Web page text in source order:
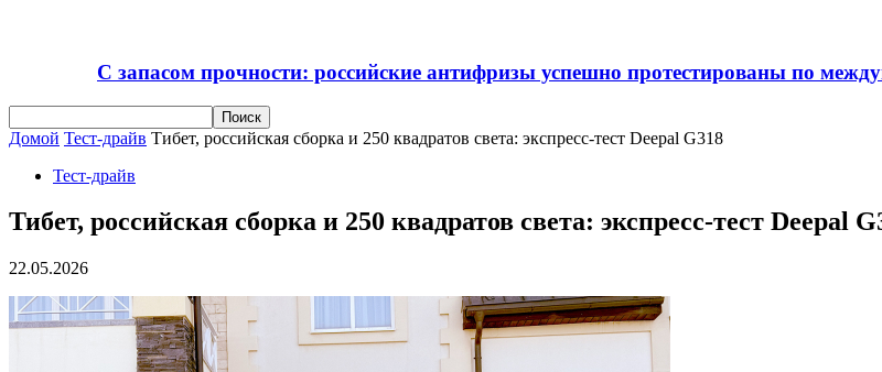
С запасом прочности: российские антифризы успешно протестированы по
Домой Тест-драйв Тибет, российская сборка и 250 квадратов света: экспресс-тест Deepal G318
Тест-драйв
Тибет, российская сборка и 250 квадратов света: экспресс-тест Deepal
22.05.2026